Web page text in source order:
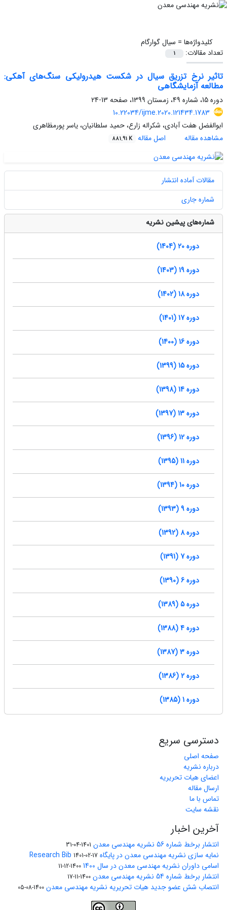
کلیدواژه‌ها = سیال گوارگام
تعداد مقالات:
1
تاثیر نرخ تزریق سیال در شکست هیدرولیکی سنگ‌های آهکی:
مطالعه آزمایشگاهی
دوره 15، شماره 49، زمستان 1399، صفحه
13-24
10.22034/ijme.2020.121434.1783
ابوالفضل هفت آبادی، شکراله زارع، حمید سلطانیان، یاسر پورمظاهری
مشاهده مقاله
اصل مقاله 881.91 K
مقالات آماده انتشار
شماره جاری
شماره‌های پیشین نشریه
دوره 20 (1404)
دوره 19 (1403)
دوره 18 (1402)
دوره 17 (1401)
دوره 16 (1400)
دوره 15 (1399)
دوره 14 (1398)
دوره 13 (1397)
دوره 12 (1396)
دوره 11 (1395)
دوره 10 (1394)
دوره 9 (1393)
دوره 8 (1392)
دوره 7 (1391)
دوره 6 (1390)
دوره 5 (1389)
دوره 4 (1388)
دوره 3 (1387)
دوره 2 (1386)
دوره 1 (1385)
دسترسی سریع
صفحه اصلی
درباره نشریه
اعضای هیات تحریریه
ارسال مقاله
تماس با ما
نقشه سایت
آخرین اخبار
انتشار برخط شماره 56 نشریه مهندسی معدن 1401-04-31
نمایه سازی نشریه مهندسی معدن در پایگاه Research Bib 1401-02-17
اسامی داوران نشریه مهندسی معدن در سال 1400 1400-12-11
انتشار برخط شماره 54 نشریه مهندسی معدن 1400-11-17
انتصاب شش عضو جدید هیات تحریریه نشریه مهندسی معدن 1400-08-05